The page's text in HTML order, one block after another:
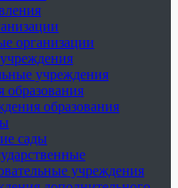
организации
учреждения
образования
образования
сады
учреждения